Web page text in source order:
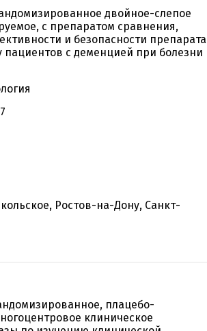
двойное-слепое
с препаратом сравнения,
и безопасности препарата
пациентов с деменцией при болезни
Ростов-на-Дону, Санкт-
плацебо-
клиническое